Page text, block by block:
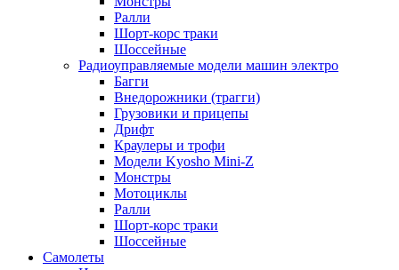
Ралли
Шорт-корс траки
Шоссейные
Радиоуправляемые модели машин электро
Багги
Внедорожники (трагги)
Грузовики и прицепы
Дрифт
Краулеры и трофи
Модели Kyosho Mini-Z
Монстры
Мотоциклы
Ралли
Шорт-корс траки
Шоссейные
Самолеты